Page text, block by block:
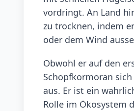
vordringt. An Land
zu trocknen, indem
oder dem Wind
Obwohl er auf den
Schopfkormoran
aus. Er ist ein
Rolle im Ökosystem